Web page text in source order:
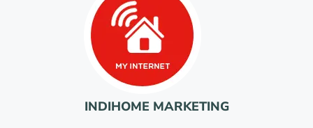
INDIHOME MARKETING